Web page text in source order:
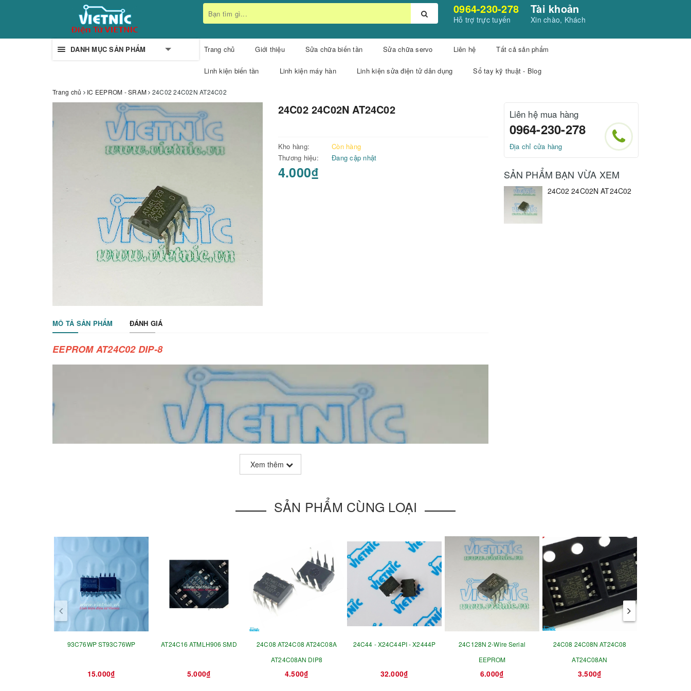
0964-230-278
Hỗ trợ trực tuyến
Tài khoản
Xin chào, Khách
DANH MỤC SẢN PHẨM Trang chủ Giới thiệu Sửa chữa biến tần Sửa chữa servo Liên hệ Tất cả sản phẩm
Linh kiện biến tần Linh kiện máy hàn Linh kiện sửa điện tử dân dụng Sổ tay kỹ thuật - Blog
Trang chủ IC EEPROM - SRAM 24C02 24C02N AT24C02
24C02 24C02N AT24C02
Kho hàng:
Còn hàng
Thương hiệu:
Đang cập nhật
4.000₫
MÔ TẢ SẢN PHẨM ĐÁNH GIÁ
EEPROM AT24C02 DIP-8
Xem thêm
Liên hệ mua hàng
0964-230-278
Địa chỉ cửa hàng
SẢN PHẨM BẠN VỪA XEM
24C02 24C02N AT24C02
SẢN PHẨM CÙNG LOẠI
93C76WP ST93C76WP
15.000₫
AT24C16 ATMLH906 SMD
5.000₫
24C08 AT24C08 AT24C08A
AT24C08AN DIP8
4.500₫
24C44 - X24C44PI - X2444P
32.000₫
24C128N 2-Wire Serial
EEPROM
6.000₫
24C08 24C08N AT24C08
AT24C08AN
3.500₫
prev